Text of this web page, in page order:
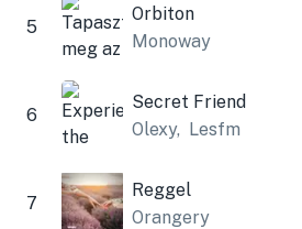
5
Orbiton
Monoway
6
Secret Friend
Olexy, Lesfm
7
Reggel
Orangery